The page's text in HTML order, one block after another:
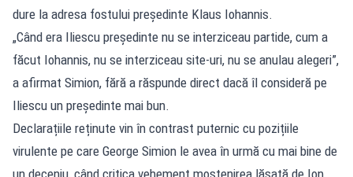
dure la adresa fostului președinte Klaus Iohannis.
„Când era Iliescu președinte nu se interziceau partide, cum a
făcut Iohannis, nu se interziceau site-uri, nu se anulau alegeri”,
a afirmat Simion, fără a răspunde direct dacă îl consideră pe
Iliescu un președinte mai bun.
Declarațiile reținute vin în contrast puternic cu pozițiile
virulente pe care George Simion le avea în urmă cu mai bine de
un deceniu, când critica vehement moștenirea lăsată de Ion